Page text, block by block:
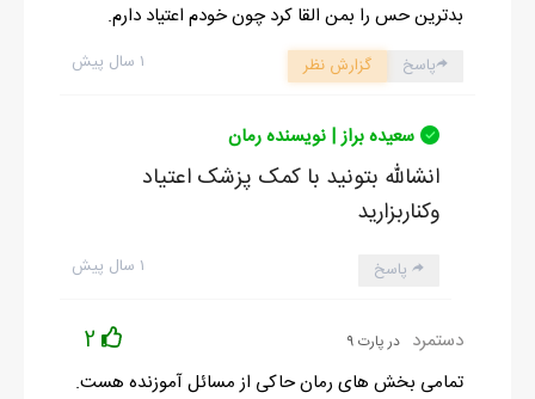
بدترین حس را بمن القا کرد چون خودم اعتیاد دارم.
۱ سال پیش پاسخ گزارش نظر
سعیده براز | نویسنده رمان
انشالله بتونید با کمک پزشک اعتیاد
وکناربزارید
۱ سال پیش پاسخ
دستمرد در پارت 9 2
تمامی بخش های رمان حاکی از مسائل آموزنده هست.